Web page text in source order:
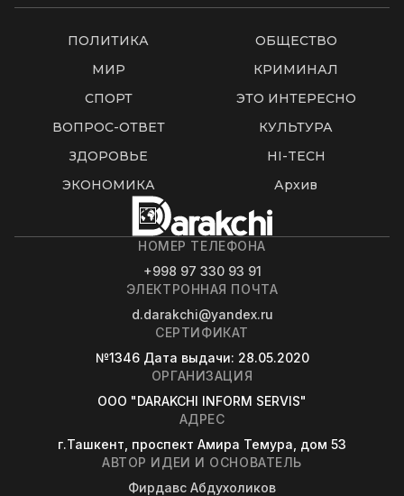
ПОЛИТИКА
ОБЩЕСТВО
МИР
КРИМИНАЛ
СПОРТ
ЭТО ИНТЕРЕСНО
ВОПРОС-ОТВЕТ
КУЛЬТУРА
ЗДОРОВЬЕ
HI-TECH
ЭКОНОМИКА
Архив
НОМЕР ТЕЛЕФОНА
+998 97 330 93 91
ЭЛЕКТРОННАЯ ПОЧТА
d.darakchi@yandex.ru
СЕРТИФИКАТ
№1346 Дата выдачи: 28.05.2020
ОРГАНИЗАЦИЯ
OOO "DARAKCHI INFORM SERVIS"
АДРЕС
г.Ташкент, проспект Амира Темура, дом 53
АВТОР ИДЕИ И ОСНОВАТЕЛЬ
Фирдавс Абдухоликов